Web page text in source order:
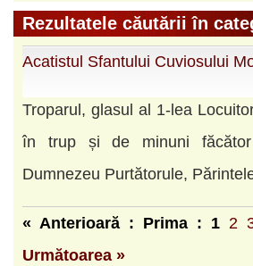
Rezultatele căutării în
Acatistul Sfantului Cuviosului
Troparul, glasul al 1-lea
în trup și de minuni
Dumnezeu Purtătorule,
« Anterioară : Prima : 1 2
Următoarea »